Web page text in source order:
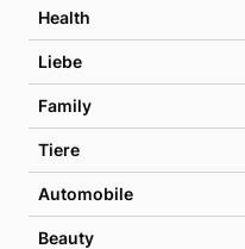
Health
Liebe
Family
Tiere
Automobile
Beauty